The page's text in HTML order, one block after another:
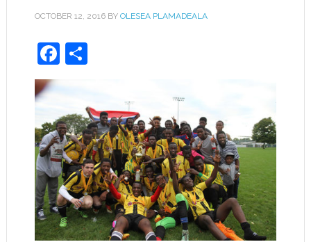
OCTOBER 12, 2016BY OLESEA PLAMADEALA
Facebook
Share